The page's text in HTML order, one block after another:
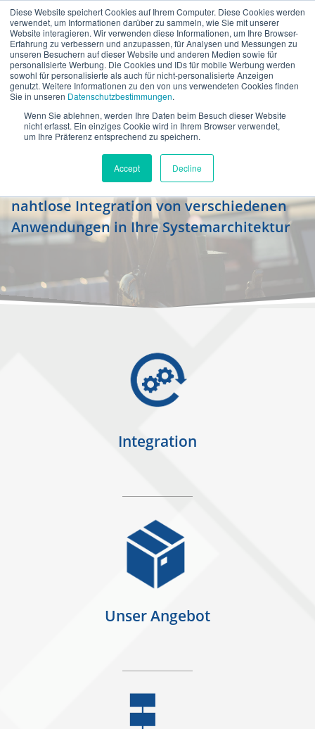
Diese Website speichert Cookies auf Ihrem Computer. Diese Cookies werden
verwendet, um Informationen darüber zu sammeln, wie Sie mit unserer
Website interagieren. Wir verwenden diese Informationen, um Ihre Browser-
Erfahrung zu verbessern und anzupassen, für Analysen und Messungen zu
unseren Besuchern auf dieser Website und anderen Medien sowie für
personalisierte Werbung. Die Cookies und IDs für mobile Werbung werden
sowohl für personalisierte als auch für nicht-personalisierte Anzeigen
genutzt. Weitere Informationen zu den von uns verwendeten Cookies finden
Sie in unseren Datenschutzbestimmungen.
Wenn Sie ablehnen, werden Ihre Daten beim Besuch dieser Website
nicht erfasst. Ein einziges Cookie wird in Ihrem Browser verwendet,
um Ihre Präferenz entsprechend zu speichern.
Accept Decline
de
Projektsteuerung für Ihre
Integrationsvorhaben
Nehmen Sie mit uns Kurs auf eine
nahtlose Integration von verschiedenen
Anwendungen in Ihre Systemarchitektur
Integration
Unser Angebot